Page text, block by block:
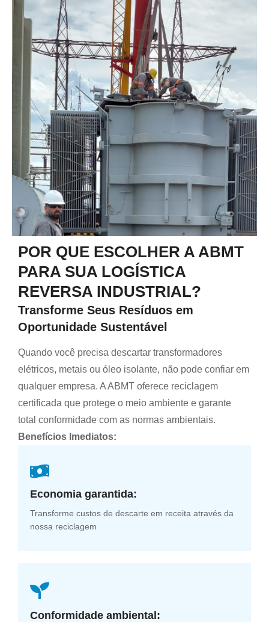
POR QUE ESCOLHER A ABMT
PARA SUA LOGÍSTICA
REVERSA INDUSTRIAL?
Transforme Seus Resíduos em
Oportunidade Sustentável
Quando você precisa descartar transformadores
elétricos, metais ou óleo isolante, não pode confiar em
qualquer empresa. A ABMT oferece reciclagem
certificada que protege o meio ambiente e garante
total conformidade com as normas ambientais.
Benefícios Imediatos:
Economia garantida:
Transforme custos de descarte em receita através da
nossa reciclagem
Conformidade ambiental: